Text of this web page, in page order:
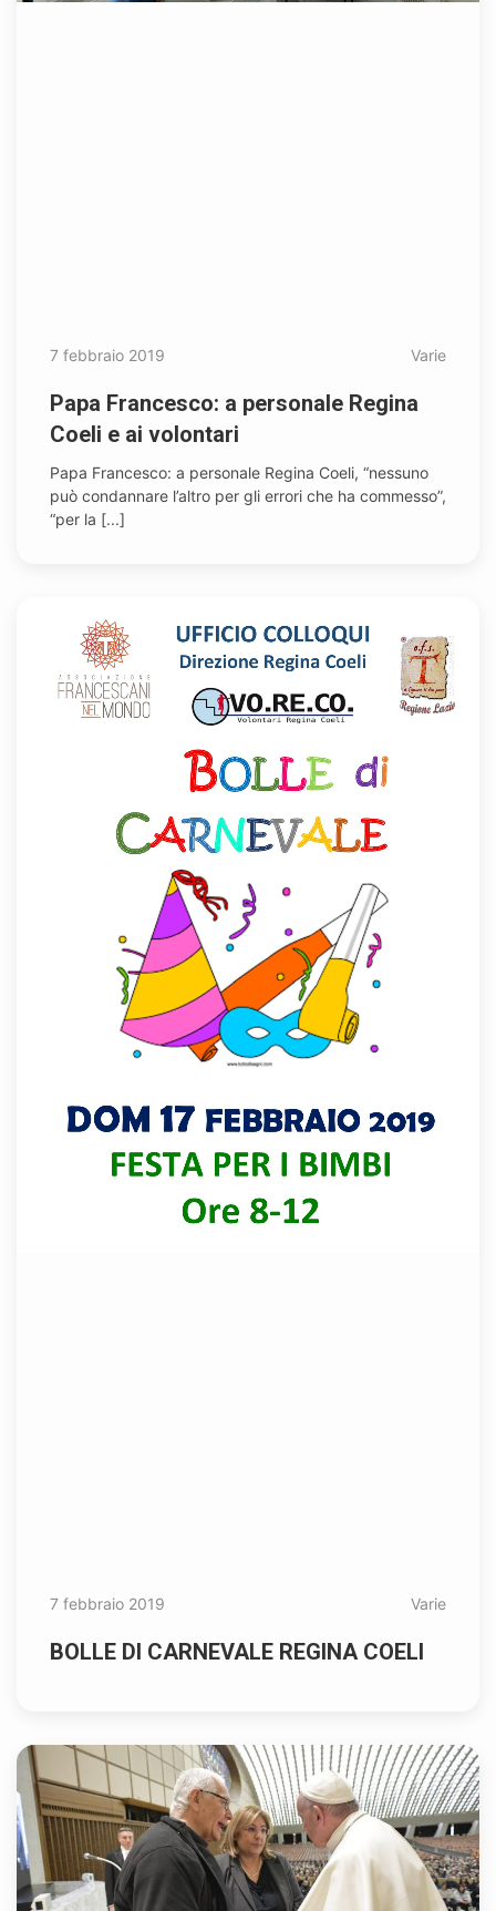
7 febbraio 2019 Varie
Papa Francesco: a personale Regina
Coeli e ai volontari
Papa Francesco: a personale Regina Coeli, “nessuno
può condannare l’altro per gli errori che ha commesso”,
“per la [...]
7 febbraio 2019 Varie
BOLLE DI CARNEVALE REGINA COELI